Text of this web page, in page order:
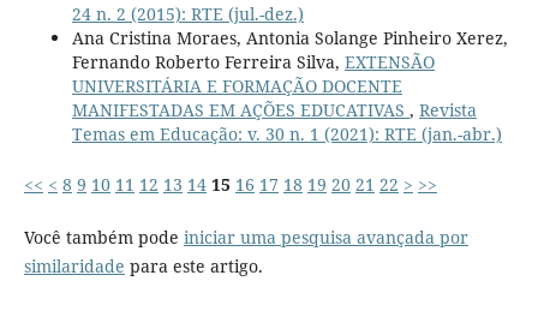
24 n. 2 (2015): RTE (jul.-dez.)
Ana Cristina Moraes, Antonia Solange Pinheiro Xerez,
Fernando Roberto Ferreira Silva, EXTENSÃO
UNIVERSITÁRIA E FORMAÇÃO DOCENTE
MANIFESTADAS EM AÇÕES EDUCATIVAS , Revista
Temas em Educação: v. 30 n. 1 (2021): RTE (jan.-abr.)
<< < 8 9 10 11 12 13 14 15 16 17 18 19 20 21 22 > >>
Você também pode iniciar uma pesquisa avançada por
similaridade para este artigo.